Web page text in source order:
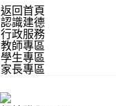
返回首頁
認識建德
行政服務
教師專區
學生專區
家長專區